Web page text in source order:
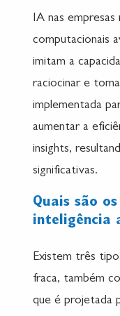
IA nas
computacionais
imitam a
raciocinar e
implementada
aumentar a
insights,
significativas.
Quais são
inteligência
Existem três
fraca, também
que é projetada